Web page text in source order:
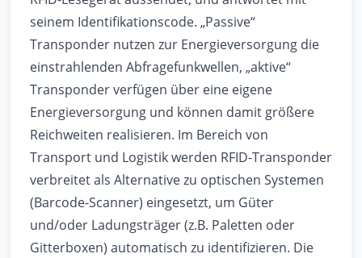
seinem Identifikationscode. „Passive“
Transponder nutzen zur Energieversorgung die
einstrahlenden Abfragefunkwellen, „aktive“
Transponder verfügen über eine eigene
Energieversorgung und können damit größere
Reichweiten realisieren. Im Bereich von
Transport und Logistik werden RFID-Transponder
verbreitet als Alternative zu optischen Systemen
(Barcode-Scanner) eingesetzt, um Güter
und/oder Ladungsträger (z.B. Paletten oder
Gitterboxen) automatisch zu identifizieren. Die